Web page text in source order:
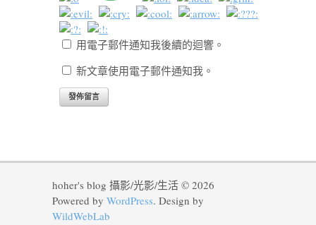
用電子郵件通知我後續的迴響。
新文章使用電子郵件通知我。
hoher's blog 攝影/光影/生活 © 2026
Powered by WordPress. Design by
WildWebLab